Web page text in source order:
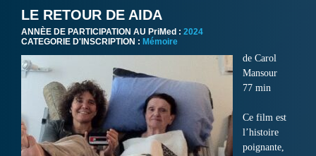
LE RETOUR DE AIDA
ANNÈE DE PARTICIPATION AU PriMed : 2024
CATEGORIE D'INSCRIPTION : Mémoire
de Carol
Mansour
77 min
Ce film est
l’histoire
poignante,